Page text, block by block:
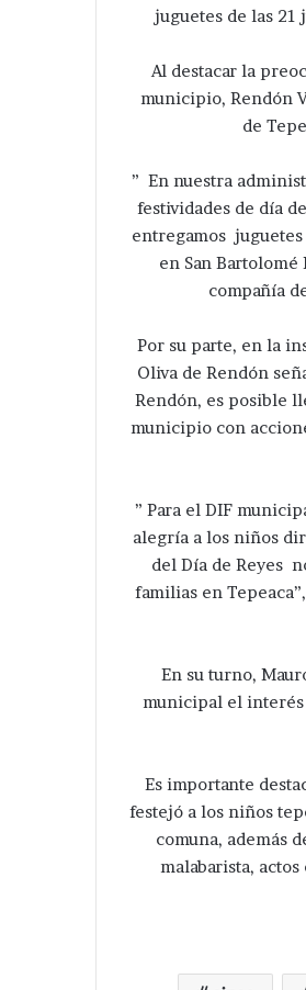
juguetes de las
Al destacar la
municipio, Rendón
de
” En nuestra
festividades de día
entregamos
en San
compañía
Por su parte, en la
Oliva de Rendón
Rendón, es posible
municipio con
” Para el DIF
alegría a los niños
del Día de Reyes
familias en
En su turno,
municipal el interés
Es importante
festejó a los niños
comuna, además
malabarista,